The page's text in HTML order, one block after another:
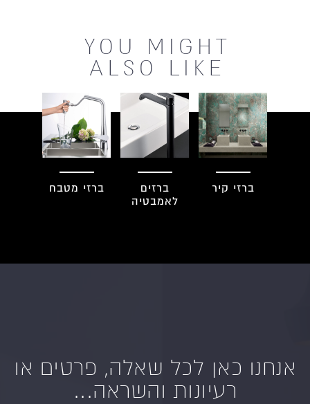
YOU MIGHT
ALSO LIKE
ברזי קיר
ברזים
לאמבטיה
ברזי מטבח
אנחנו כאן לכל שאלה, פרטים או
רעיונות והשראה...